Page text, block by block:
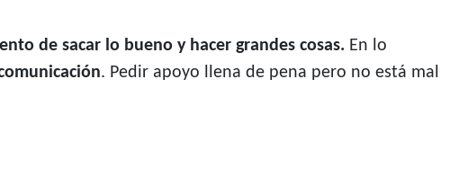
de sacar lo bueno y hacer grandes cosas. En lo
. Pedir apoyo llena de pena pero no está mal